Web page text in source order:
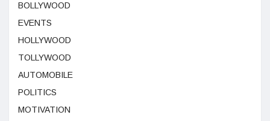
BOLLYWOOD
EVENTS
HOLLYWOOD
TOLLYWOOD
AUTOMOBILE
POLITICS
MOTIVATION